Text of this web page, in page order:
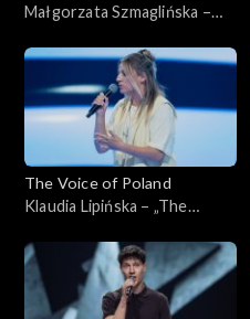
Małgorzata Szmaglińska –
Poland”, Przesłuchania w
ciemno, 4 października 2025
The Voice of Poland
Klaudia Lipińska – „The
Poland”, Przesłuchania w
ciemno, 4 października 2025